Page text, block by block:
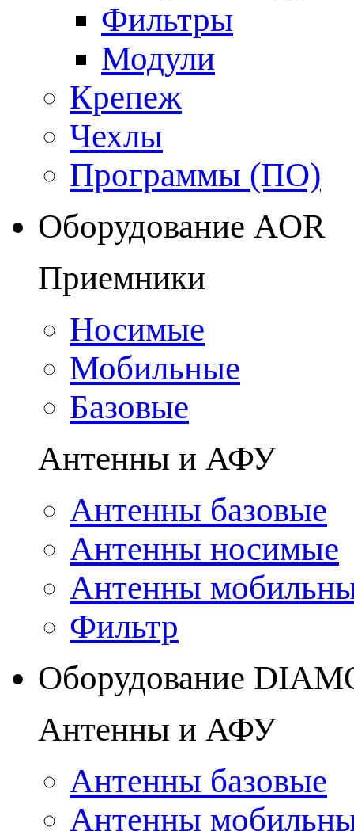
Фильтры
Модули
Крепеж
Чехлы
Программы (ПО)
Оборудование AOR
Приемники
Носимые
Мобильные
Базовые
Антенны и АФУ
Антенны базовые
Антенны носимые
Антенны
Фильтр
Оборудование
Антенны и АФУ
Антенны базовые
Антенны